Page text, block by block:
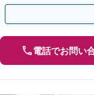
にも、お早めにご相談く
電話でお問い